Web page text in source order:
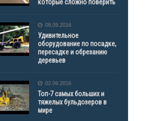
которые сложно поверить
08.09.2016
Удивительное
оборудование по посадке,
пересадке и обрезанию
деревьев
02.09.2016
Топ-7 самых больших и
тяжелых бульдозеров в
мире